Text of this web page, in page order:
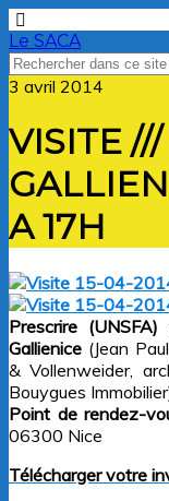
Le SACA
3 avril 2014
VISITE
A 17H
Prescrire
Gallienice (Jean
& Vollenweider,
Bouygues
Point de rendez-
06300 Nice
Télécharger votre